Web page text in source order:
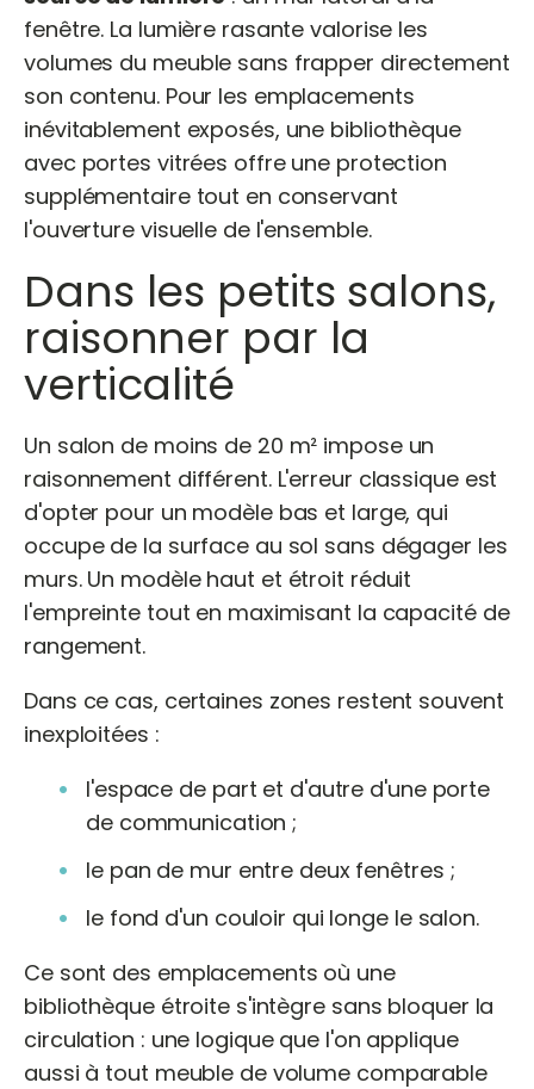
fenêtre. La lumière rasante valorise les
volumes du meuble sans frapper directement
son contenu. Pour les emplacements
inévitablement exposés, une bibliothèque
avec portes vitrées offre une protection
supplémentaire tout en conservant
l'ouverture visuelle de l'ensemble.
Dans les petits salons,
raisonner par la
verticalité
Un salon de moins de 20 m² impose un
raisonnement différent. L'erreur classique est
d'opter pour un modèle bas et large, qui
occupe de la surface au sol sans dégager les
murs. Un modèle haut et étroit réduit
l'empreinte tout en maximisant la capacité de
rangement.
Dans ce cas, certaines zones restent souvent
inexploitées :
l'espace de part et d'autre d'une porte
de communication ;
le pan de mur entre deux fenêtres ;
le fond d'un couloir qui longe le salon.
Ce sont des emplacements où une
bibliothèque étroite s'intègre sans bloquer la
circulation : une logique que l'on applique
aussi à tout meuble de volume comparable